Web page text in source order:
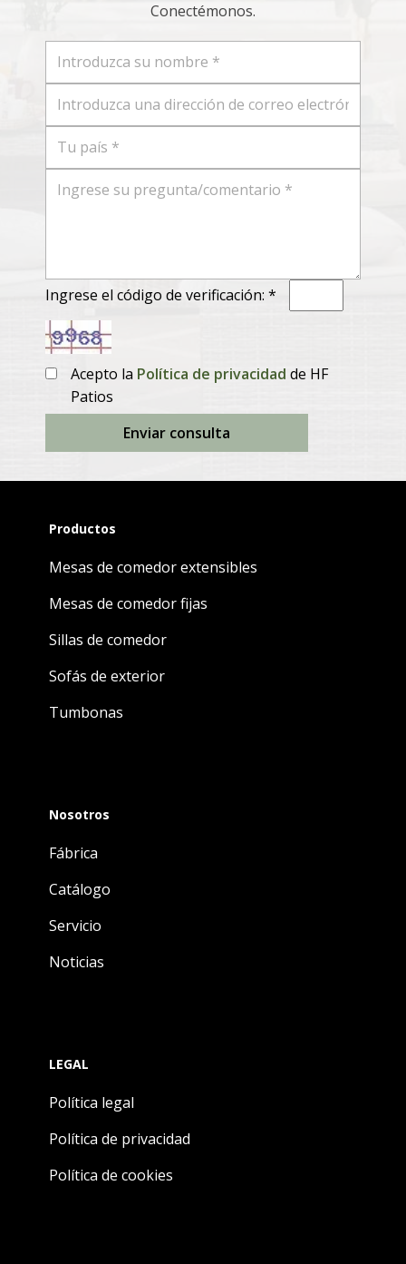
Conectémonos.
Ingrese el código de verificación: *
Acepto la Política de privacidad de HF
Patios
Enviar consulta
Productos
Mesas de comedor extensibles
Mesas de comedor fijas
Sillas de comedor
Sofás de exterior
Tumbonas
Nosotros
Fábrica
Catálogo
Servicio
Noticias
LEGAL
Política legal
Política de privacidad
Política de cookies